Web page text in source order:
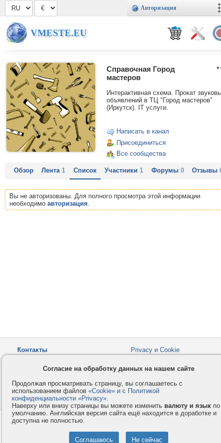
Авторизация
VMESTE.EU
Справочная Город
мастеров
Интерактивная схема. Прокат
объявлений в ТЦ "Город мастеров"
(Иркутск). IT услуги.
Написать в канал
Присоединиться
Все сообщества
Обзор Лента1 Список Участники1 Форумы 0 Отзывы
Вы не авторизованы. Для полного просмотра этой информации
необходимо авторизация.
Контакты
Privacy и Cookie
Как оплатить
Форумы
© 2008-2026VMESTE.EU
Согласие на обработку данных на нашем сайте
Продолжая просматривать страницу, вы соглашаетесь с
использованием файлов «Cookie» и с Политикой
конфиденциальности «Privacy».
Наверху или внизу страницы вы можете изменить валюту и язык по
умолчанию. Английская версия сайта ещё находится в доработке и
доступна не полностью.